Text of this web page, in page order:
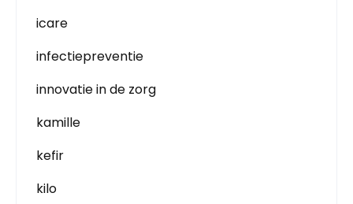
icare
infectiepreventie
innovatie in de zorg
kamille
kefir
kilo